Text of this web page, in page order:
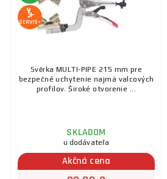
SERVIS+
Svěrka MULTI-PIPE 215 mm pre
bezpečné uchytenie najmä valcových
profilov. Široké otvorenie ...
SKLADOM
u dodávateľa
Akčná cena